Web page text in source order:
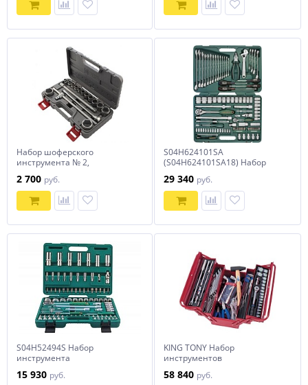
Набор шоферского
инструмента № 2,
Россия
2 700 руб.
S04H624101SA
(S04H624101SA18) Набор
1/4", 1/2"DR, 101 предмет
29 340 руб.
S04H52494S Набор
инструмента
94 предмета
15 930 руб.
KING TONY Набор
инструментов
ящик, 103 предмета
58 840 руб.